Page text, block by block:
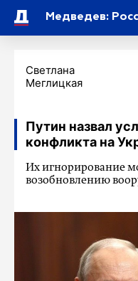
Светлана
Меглицкая
Путин назвал
конфликта на
Их игнорирование
возобновлению